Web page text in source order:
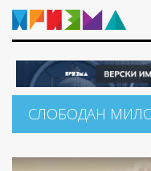
СЛОБОДАН